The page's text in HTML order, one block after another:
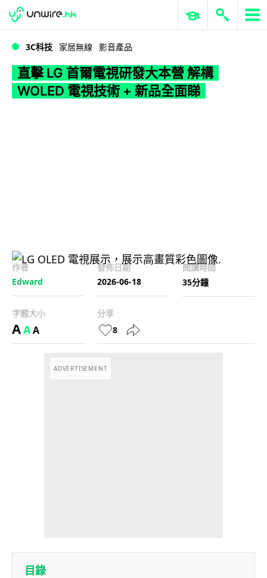
WWDC 2026 ERP 與商業 AI
3C科技 家居無線 影音產品
直擊 LG 首爾電視研發大本營 解構
WOLED 電視技術 + 新品全面睇
作者
Edward
發佈日期
2026-06-18
閱讀時間
35分鐘
字體大小
AAA
分享
8
ADVERTISEMENT
目錄